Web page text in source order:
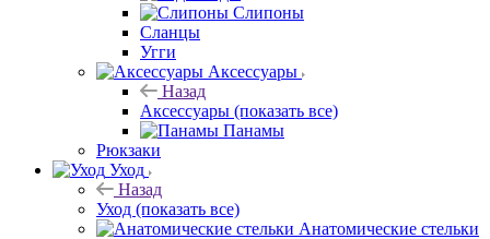
Слипоны
Сланцы
Угги
Аксессуары
Назад
Аксессуары (показать все)
Панамы
Рюкзаки
Уход
Назад
Уход (показать все)
Анатомические стельки